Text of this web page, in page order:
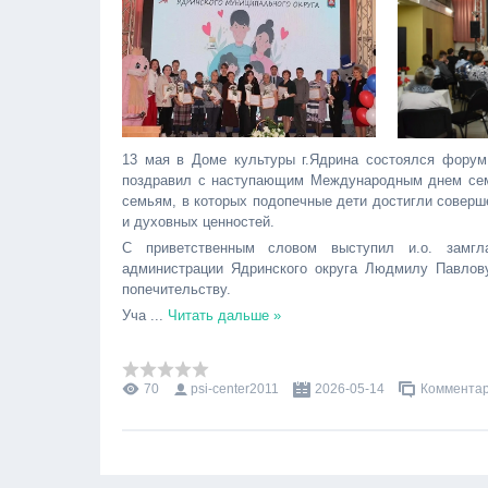
13 мая в Доме культуры г.Ядрина состоялся
поздравил с наступающим Международным днем
семьям, в которых подопечные дети достигли
и духовных ценностей.
С приветственным словом выступил и.о.
администрации Ядринского округа Людмилу
попечительству.
Уча
Читать дальше »
70 psi-center2011 2026-05-14